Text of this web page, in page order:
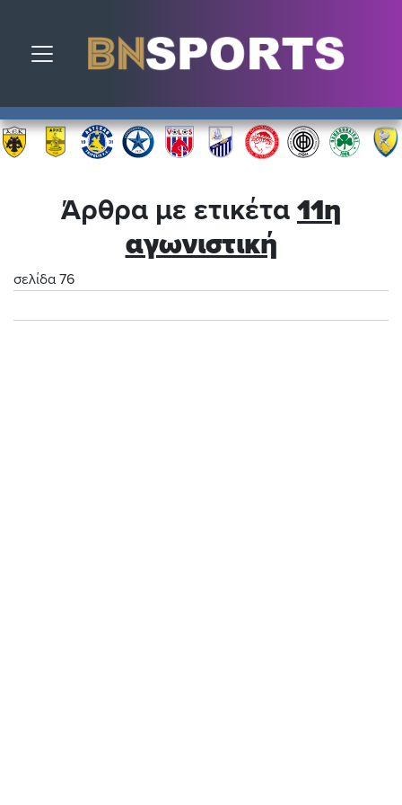
Toggle navigation
Άρθρα με ετικέτα 11η
αγωνιστική
σελίδα 76